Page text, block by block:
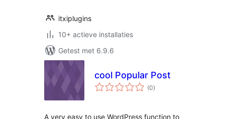
itxiplugins
10+ actieve installaties
Getest met 6.9.6
cool Popular Post
(0totaal
waarderingen
)
A very easy to use WordPress function to